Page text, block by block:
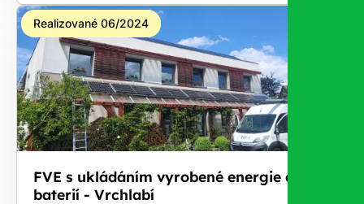
Realizované 06/2024
FVE s ukládáním vyrobené energie do
baterií - Vrchlabí